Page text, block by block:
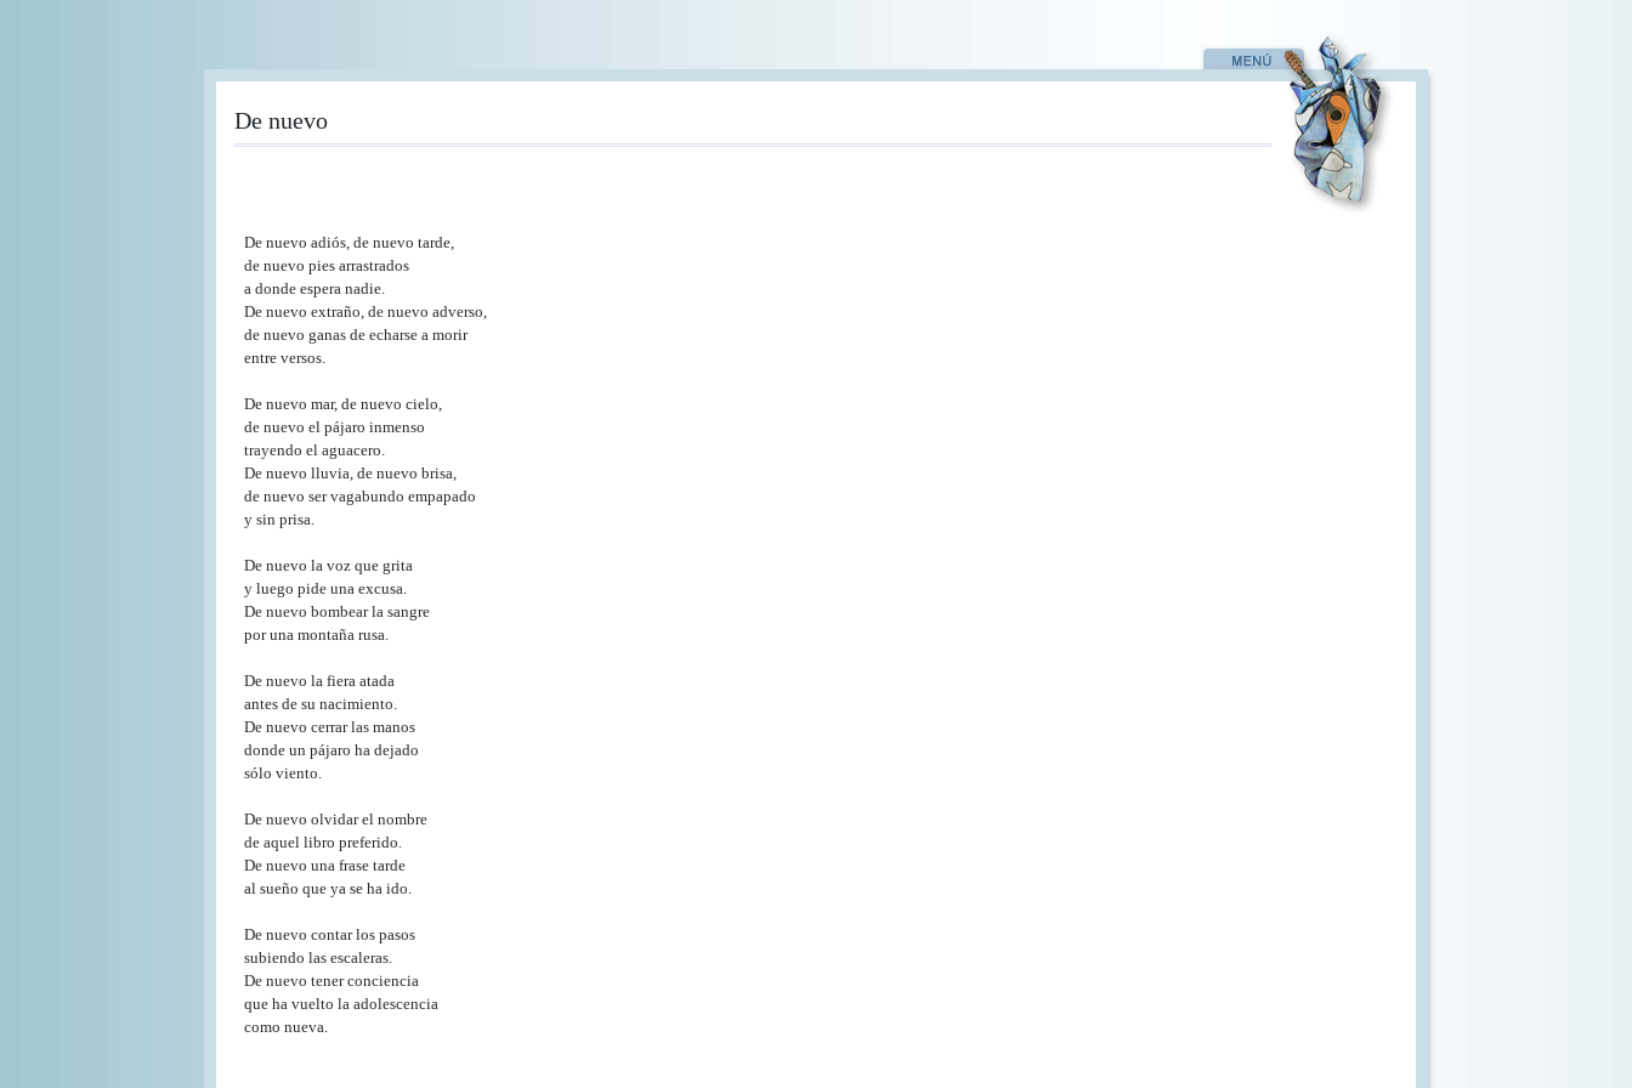
De nuevo
De nuevo adiós, de nuevo tarde,
de nuevo pies arrastrados
a donde espera nadie.
De nuevo extraño, de nuevo adverso,
de nuevo ganas de echarse a morir
entre versos.
De nuevo mar, de nuevo cielo,
de nuevo el pájaro inmenso
trayendo el aguacero.
De nuevo lluvia, de nuevo brisa,
de nuevo ser vagabundo empapado
y sin prisa.
De nuevo la voz que grita
y luego pide una excusa.
De nuevo bombear la sangre
por una montaña rusa.
De nuevo la fiera atada
antes de su nacimiento.
De nuevo cerrar las manos
donde un pájaro ha dejado
sólo viento.
De nuevo olvidar el nombre
de aquel libro preferido.
De nuevo una frase tarde
al sueño que ya se ha ido.
De nuevo contar los pasos
subiendo las escaleras.
De nuevo tener conciencia
que ha vuelto la adolescencia
como nueva.